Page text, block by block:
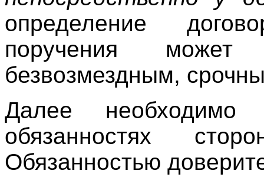
определение
поручения
безвозмездным,
Далее необходимо
обязанностях
Обязанностью